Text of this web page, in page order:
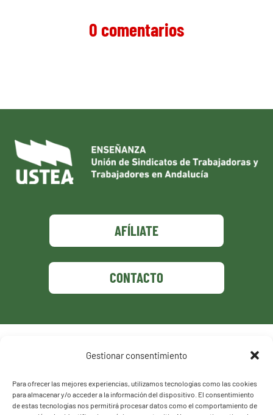
Gestionar consentimiento
Para ofrecer las mejores experiencias, utilizamos tecnologías como las cookies
para almacenar y/o acceder a la información del dispositivo. El consentimiento
de estas tecnologías nos permitirá procesar datos como el comportamiento de
0 comentarios
AFÍLIATE
CONTACTO
Política de privacidad